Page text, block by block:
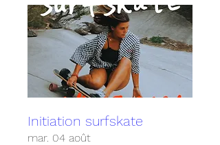
Initiation surfskate
mar. 04 août